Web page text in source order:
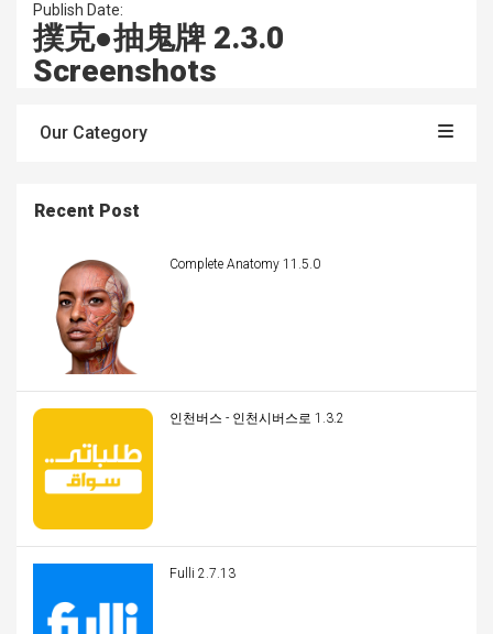
Publish Date:
撲克●抽鬼牌 2.3.0
Screenshots
Our Category
Recent Post
Complete Anatomy 11.5.0
인천버스 - 인천시버스로 1.3.2
Fulli 2.7.13